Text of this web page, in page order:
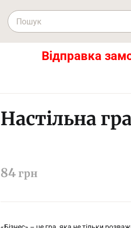
Відправка
Настільна
84 грн